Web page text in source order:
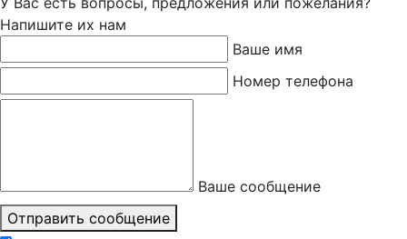
Напишите их нам
Ваше имя
Номер телефона
Ваше сообщение
Отправить сообщение